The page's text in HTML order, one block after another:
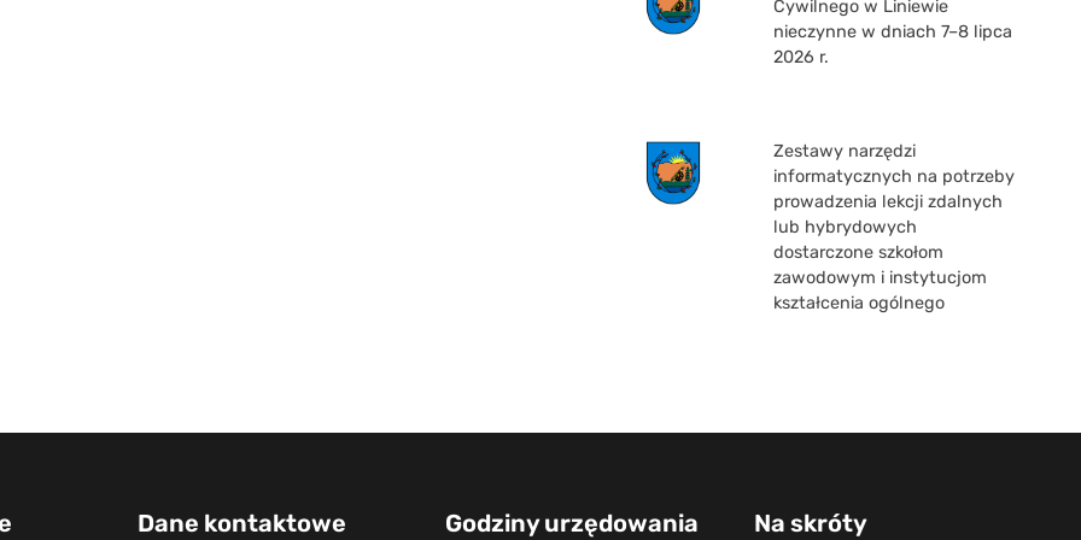
Cywilnego w Liniewie
nieczynne w dniach 7–8 lipca
2026 r.
Zestawy narzędzi
informatycznych na potrzeby
prowadzenia lekcji zdalnych
lub hybrydowych
dostarczone szkołom
zawodowym i instytucjom
kształcenia ogólnego
Dane kontaktowe Godziny urzędowania Na skróty